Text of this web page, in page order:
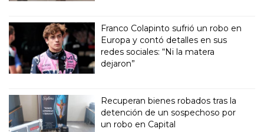
Franco Colapinto sufrió un robo en
Europa y contó detalles en sus
redes sociales: “Ni la matera
dejaron”
Recuperan bienes robados tras la
detención de un sospechoso por
un robo en Capital